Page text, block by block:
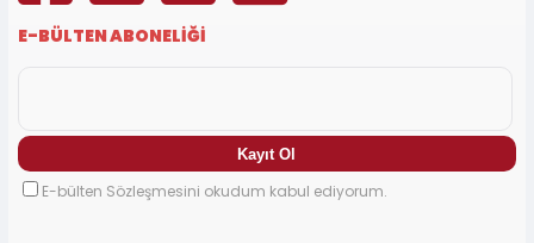
E-BÜLTEN ABONELİĞİ
E-bülten Sözleşmesini okudum kabul ediyorum.